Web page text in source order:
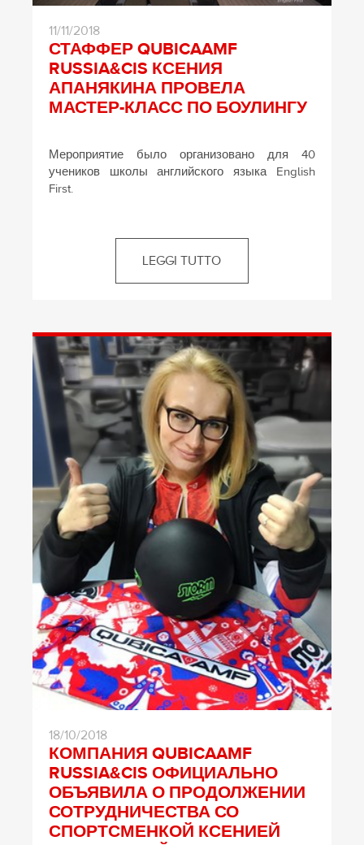
11/11/2018
СТАФФЕР QUBICAAMF
RUSSIA&CIS КСЕНИЯ
АПАНЯКИНА ПРОВЕЛА
МАСТЕР-КЛАСС ПО БОУЛИНГУ
Мероприятие было организовано для 40
учеников школы английского языка English
First.
LEGGI TUTTO
18/10/2018
КОМПАНИЯ QUBICAAMF
RUSSIA&CIS ОФИЦИАЛЬНО
ОБЪЯВИЛА О ПРОДОЛЖЕНИИ
СОТРУДНИЧЕСТВА СО
СПОРТСМЕНКОЙ КСЕНИЕЙ